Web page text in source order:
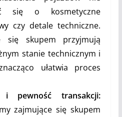
się o kosmetyczne
czy detale techniczne.
się skupem przyjmują
stanie technicznym i
ułatwia proces
i pewność transakcji:
zajmujące się skupem